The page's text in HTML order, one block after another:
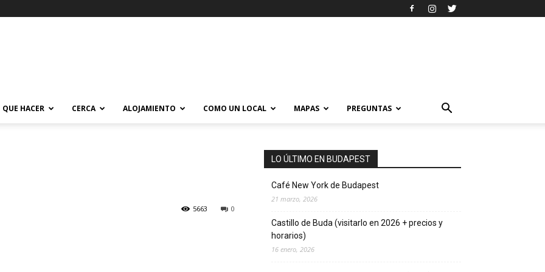
QUE HACER CERCA ALOJAMIENTO COMO UN LOCAL MAPAS PREGUNTAS
0
5663
LO ÚLTIMO EN BUDAPEST
Café New York de Budapest
21 marzo, 2026
Castillo de Buda (visitarlo en 2026 + precios y
horarios)
16 enero, 2026